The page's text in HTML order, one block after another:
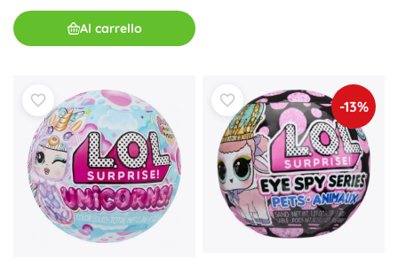
Al carrello
-13%